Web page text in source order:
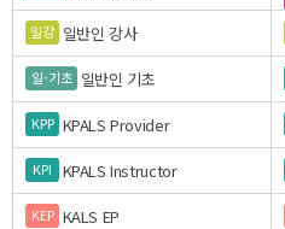
일강 일반인 강사
일-기초 일반인 기초
KPP KPALS Provider
KPI KPALS Instructor
KEP KALS EP